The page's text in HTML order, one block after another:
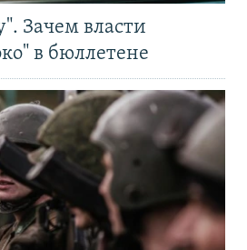
Зачем власти
в бюллетене